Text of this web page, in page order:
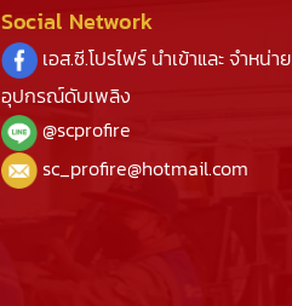
Social Network
เอส.ซี.โปรไฟร์ นำเข้าและ จำหน่าย
อุปกรณ์ดับเพลิง
@scprofire
sc_profire@hotmail.com